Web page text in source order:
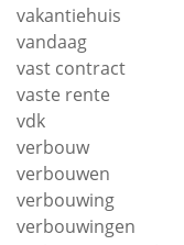
vakantiehuis
vandaag
vast contract
vaste rente
vdk
verbouw
verbouwen
verbouwing
verbouwingen